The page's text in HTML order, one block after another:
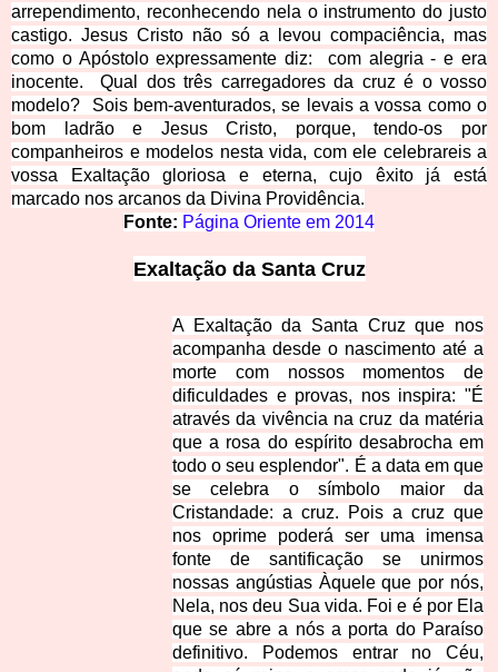
arrependimento, reconhecendo nela o instrumento do justo
castigo. Jesus Cristo não só a levou compaciência, mas
como o Apóstolo expressamente diz: com alegria - e era
inocente. Qual dos três carregadores da cruz é o vosso
modelo? Sois bem-aventurados, se levais a vossa como o
bom ladrão e Jesus Cristo, porque, tendo-os por
companheiros e modelos nesta vida, com ele celebrareis a
vossa Exaltação gloriosa e eterna, cujo êxito já está
marcado nos arcanos da Divina Providência.
Fonte: Página Oriente em 2014
Exaltação da Santa Cruz
A Exaltação da Santa Cruz que nos
acompanha desde o nascimento até a
morte com nossos momentos de
dificuldades e provas, nos inspira: "É
através da vivência na cruz da matéria
que a rosa do espírito desabrocha em
todo o seu esplendor". É a data em que
se celebra o símbolo maior da
Cristandade: a cruz. Pois a cruz que
nos oprime poderá ser uma imensa
fonte de santificação se unirmos
nossas angústias Àquele que por nós,
Nela, nos deu Sua vida. Foi e é por Ela
que se abre a nós a porta do Paraíso
definitivo. Podemos entrar no Céu,